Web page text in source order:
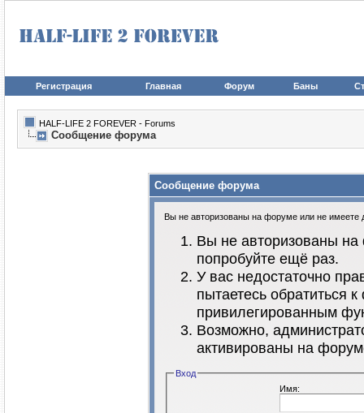
Регистрация Главная Форум Баны
HALF-LIFE 2 FOREVER - Forums
Сообщение форума
Сообщение форума
Вы не авторизованы на форуме или не имеете
Вы не авторизованы
попробуйте ещё раз.
У вас недостаточно
пытаетесь обратиться
привилегированным
Возможно,
активированы на
Вход
Имя: